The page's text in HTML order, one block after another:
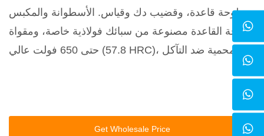
ولوحة قاعدة، وقضيب دك وقياس. الأسطوانة والمكبس
ولوحة القاعدة مصنوعة من سبائك فولاذية خاصة، ومقواة
Get Wholesale Price